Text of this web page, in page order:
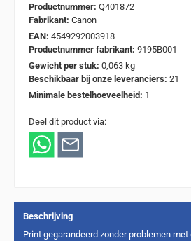
Productnummer: Q401872
Fabrikant: Canon
EAN: 4549292003918
Productnummer fabrikant: 9195B001
Gewicht per stuk: 0,063 kg
Beschikbaar bij onze leveranciers: 21
Minimale bestelhoeveelheid: 1
Deel dit product via:
Beschrijving
Print gegarandeerd zonder problemen